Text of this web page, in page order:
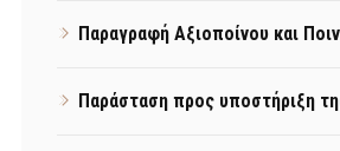
Παραγραφή Αξιοποίνου και
Παράσταση προς υποστήριξη